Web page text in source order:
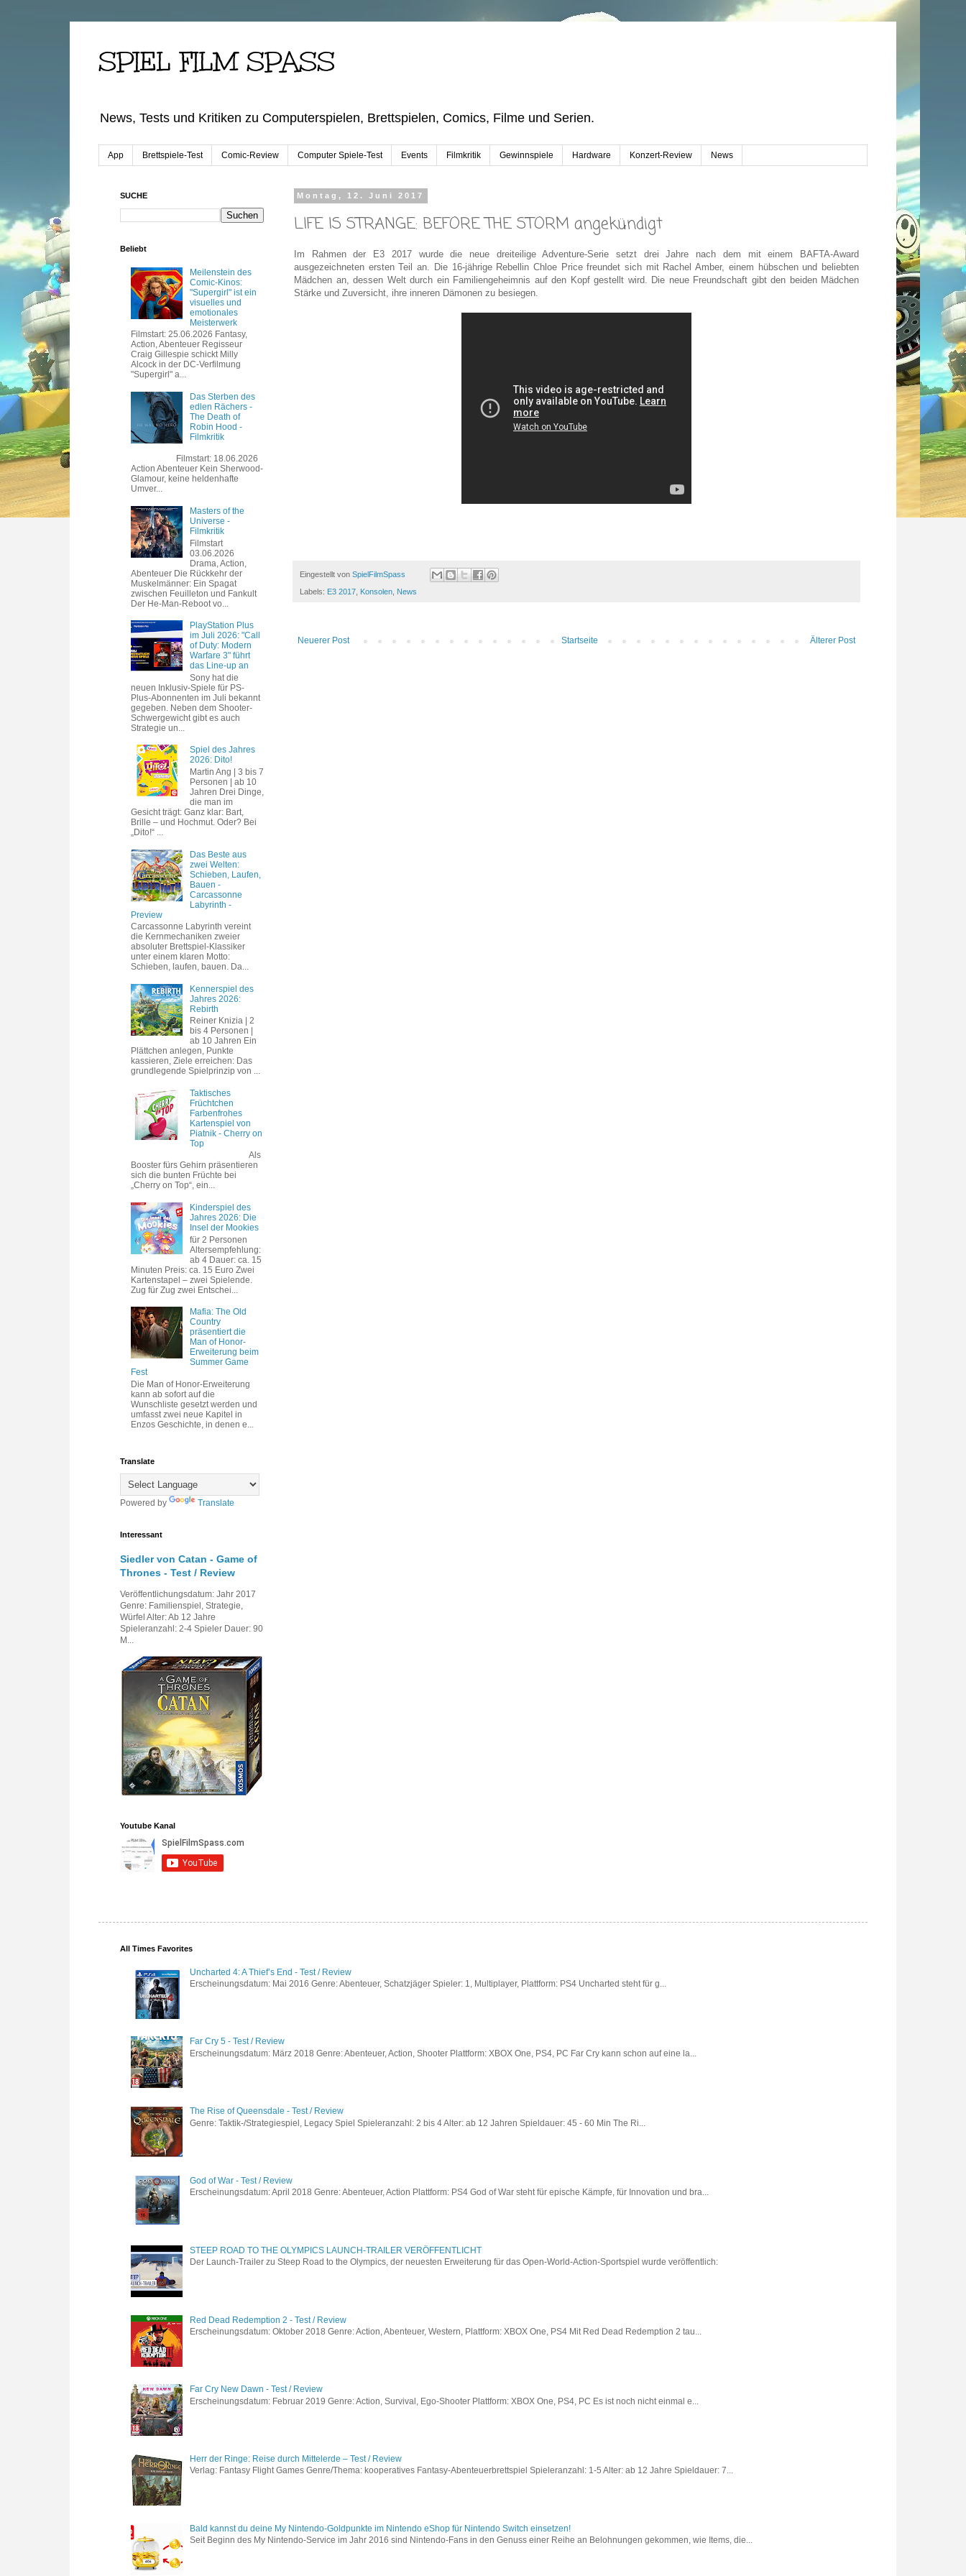
SPIEL FILM SPASS
News, Tests und Kritiken zu Computerspielen, Brettspielen, Comics, Filme und Serien.
App Brettspiele-Test Comic-Review Computer Spiele-Test Events Filmkritik Gewinnspiele Hardware Konzert-Review News
Montag, 12. Juni 2017
LIFE IS STRANGE: BEFORE THE STORM angekündigt
Im Rahmen der E3 2017 wurde die neue dreiteilige Adventure-Serie setzt drei Jahre nach dem mit einem BAFTA-Award
ausgezeichneten ersten Teil an. Die 16-jährige Rebellin Chloe Price freundet sich mit Rachel Amber, einem hübschen und beliebten
Mädchen an, dessen Welt durch ein Familiengeheimnis auf den Kopf gestellt wird. Die neue Freundschaft gibt den beiden Mädchen
Stärke und Zuversicht, ihre inneren Dämonen zu besiegen.
Eingestellt von SpielFilmSpass
Labels: E3 2017, Konsolen, News
Neuerer Post Älterer Post
Startseite
SUCHE
Beliebt
Meilenstein des
Comic-Kinos:
"Supergirl" ist ein
visuelles und
emotionales
Meisterwerk
Filmstart: 25.06.2026 Fantasy,
Action, Abenteuer Regisseur
Craig Gillespie schickt Milly
Alcock in der DC-Verfilmung
"Supergirl" a...
Das Sterben des
edlen Rächers -
The Death of
Robin Hood -
Filmkritik
Filmstart: 18.06.2026
Action Abenteuer Kein Sherwood-
Glamour, keine heldenhafte
Umver...
Masters of the
Universe -
Filmkritik
Filmstart
03.06.2026
Drama, Action,
Abenteuer Die Rückkehr der
Muskelmänner: Ein Spagat
zwischen Feuilleton und Fankult
Der He-Man-Reboot vo...
PlayStation Plus
im Juli 2026: "Call
of Duty: Modern
Warfare 3" führt
das Line-up an
Sony hat die
neuen Inklusiv-Spiele für PS-
Plus-Abonnenten im Juli bekannt
gegeben. Neben dem Shooter-
Schwergewicht gibt es auch
Strategie un...
Spiel des Jahres
2026: Dito!
Martin Ang | 3 bis 7
Personen | ab 10
Jahren Drei Dinge,
die man im
Gesicht trägt: Ganz klar: Bart,
Brille – und Hochmut. Oder? Bei
„Dito!“ ...
Das Beste aus
zwei Welten:
Schieben, Laufen,
Bauen -
Carcassonne
Labyrinth -
Preview
Carcassonne Labyrinth vereint
die Kernmechaniken zweier
absoluter Brettspiel-Klassiker
unter einem klaren Motto:
Schieben, laufen, bauen. Da...
Kennerspiel des
Jahres 2026:
Rebirth
Reiner Knizia | 2
bis 4 Personen |
ab 10 Jahren Ein
Plättchen anlegen, Punkte
kassieren, Ziele erreichen: Das
grundlegende Spielprinzip von ...
Taktisches
Früchtchen
Farbenfrohes
Kartenspiel von
Piatnik - Cherry on
Top
Als
Booster fürs Gehirn präsentieren
sich die bunten Früchte bei
„Cherry on Top“, ein...
Kinderspiel des
Jahres 2026: Die
Insel der Mookies
für 2 Personen
Altersempfehlung:
ab 4 Dauer: ca. 15
Minuten Preis: ca. 15 Euro Zwei
Kartenstapel – zwei Spielende.
Zug für Zug zwei Entschei...
Mafia: The Old
Country
präsentiert die
Man of Honor-
Erweiterung beim
Summer Game
Fest
Die Man of Honor-Erweiterung
kann ab sofort auf die
Wunschliste gesetzt werden und
umfasst zwei neue Kapitel in
Enzos Geschichte, in denen e...
Translate
Powered by Translate
Interessant
Siedler von Catan - Game of
Thrones - Test / Review
Veröffentlichungsdatum: Jahr 2017
Genre: Familienspiel, Strategie,
Würfel Alter: Ab 12 Jahre
Spieleranzahl: 2-4 Spieler Dauer: 90
M...
Youtube Kanal
All Times Favorites
Uncharted 4: A Thief’s End - Test / Review
Erscheinungsdatum: Mai 2016 Genre: Abenteuer, Schatzjäger Spieler: 1, Multiplayer, Plattform: PS4 Uncharted steht für g...
Far Cry 5 - Test / Review
Erscheinungsdatum: März 2018 Genre: Abenteuer, Action, Shooter Plattform: XBOX One, PS4, PC Far Cry kann schon auf eine la...
The Rise of Queensdale - Test / Review
Genre: Taktik-/Strategiespiel, Legacy Spiel Spieleranzahl: 2 bis 4 Alter: ab 12 Jahren Spieldauer: 45 - 60 Min The Ri...
God of War - Test / Review
Erscheinungsdatum: April 2018 Genre: Abenteuer, Action Plattform: PS4 God of War steht für epische Kämpfe, für Innovation und bra...
STEEP ROAD TO THE OLYMPICS LAUNCH-TRAILER VERÖFFENTLICHT
Der Launch-Trailer zu Steep Road to the Olympics, der neuesten Erweiterung für das Open-World-Action-Sportspiel wurde veröffentlich:
Red Dead Redemption 2 - Test / Review
Erscheinungsdatum: Oktober 2018 Genre: Action, Abenteuer, Western, Plattform: XBOX One, PS4 Mit Red Dead Redemption 2 tau...
Far Cry New Dawn - Test / Review
Erscheinungsdatum: Februar 2019 Genre: Action, Survival, Ego-Shooter Plattform: XBOX One, PS4, PC Es ist noch nicht einmal e...
Herr der Ringe: Reise durch Mittelerde – Test / Review
Verlag: Fantasy Flight Games Genre/Thema: kooperatives Fantasy-Abenteuerbrettspiel Spieleranzahl: 1-5 Alter: ab 12 Jahre Spieldauer: 7...
Bald kannst du deine My Nintendo-Goldpunkte im Nintendo eShop für Nintendo Switch einsetzen!
Seit Beginn des My Nintendo-Service im Jahr 2016 sind Nintendo-Fans in den Genuss einer Reihe an Belohnungen gekommen, wie Items, die...